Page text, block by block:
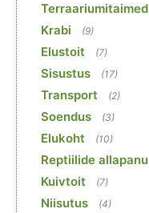
Terraariumitaimed
Krabi (9)
Elustoit (7)
Sisustus (17)
Transport (2)
Soendus (3)
Elukoht (10)
Reptiilide allapanu
Kuivtoit (7)
Niisutus (4)